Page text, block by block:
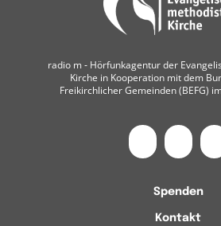
radio m ‐ Hörfunkagentur der
Kirche in Kooperation mit dem
Freikirchlicher Gemeinden (BEFG)
Spenden
Kontakt